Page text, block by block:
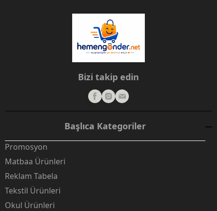
Bizi takip edin
Başlıca Kategoriler
Promosyon
Matbaa Ürünleri
Reklam Tabela
Tekstil Ürünleri
Okul Ürünleri